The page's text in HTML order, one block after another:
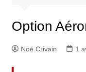
Option
Noé Crivain 1